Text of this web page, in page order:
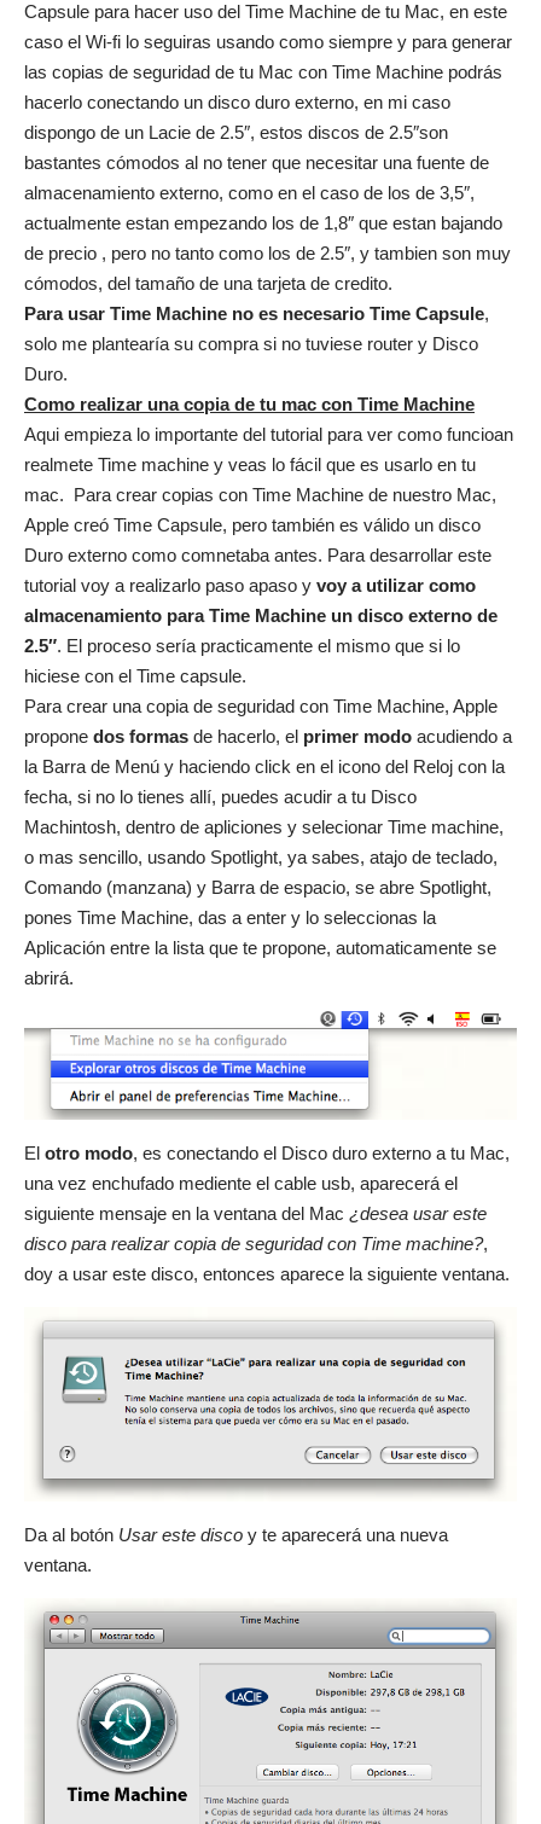
Capsule para hacer uso del Time Machine de tu Mac, en este
caso el Wi-fi lo seguiras usando como siempre y para generar
las copias de seguridad de tu Mac con Time Machine podrás
hacerlo conectando un disco duro externo, en mi caso
dispongo de un Lacie de 2.5″, estos discos de 2.5″son
bastantes cómodos al no tener que necesitar una fuente de
almacenamiento externo, como en el caso de los de 3,5″,
actualmente estan empezando los de 1,8″ que estan bajando
de precio , pero no tanto como los de 2.5″, y tambien son muy
cómodos, del tamaño de una tarjeta de credito.
Para usar Time Machine no es necesario Time Capsule,
solo me plantearía su compra si no tuviese router y Disco
Duro.
Como realizar una copia de tu mac con Time Machine
Aqui empieza lo importante del tutorial para ver como funcioan
realmete Time machine y veas lo fácil que es usarlo en tu
mac. Para crear copias con Time Machine de nuestro Mac,
Apple creó Time Capsule, pero también es válido un disco
Duro externo como comnetaba antes. Para desarrollar este
tutorial voy a realizarlo paso apaso y voy a utilizar como
almacenamiento para Time Machine un disco externo de
2.5″. El proceso sería practicamente el mismo que si lo
hiciese con el Time capsule.
Para crear una copia de seguridad con Time Machine, Apple
propone dos formas de hacerlo, el primer modo acudiendo a
la Barra de Menú y haciendo click en el icono del Reloj con la
fecha, si no lo tienes allí, puedes acudir a tu Disco
Machintosh, dentro de apliciones y selecionar Time machine,
o mas sencillo, usando Spotlight, ya sabes, atajo de teclado,
Comando (manzana) y Barra de espacio, se abre Spotlight,
pones Time Machine, das a enter y lo seleccionas la
Aplicación entre la lista que te propone, automaticamente se
abrirá.
El otro modo, es conectando el Disco duro externo a tu Mac,
una vez enchufado mediente el cable usb, aparecerá el
siguiente mensaje en la ventana del Mac ¿desea usar este
disco para realizar copia de seguridad con Time machine?,
doy a usar este disco, entonces aparece la siguiente ventana.
Da al botón Usar este disco y te aparecerá una nueva
ventana.